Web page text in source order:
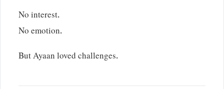
No interest.
No emotion.
But Ayaan loved challenges.